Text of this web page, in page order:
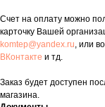
Счет на оплату можно
карточку Вашей
komtep@yandex.ru, или
ВКонтакте и тд.
Заказ будет доступен
магазина.
Контакты
Почта: komtep@yandex.ru
+7 (8552) 78-33-
Заказать звонок